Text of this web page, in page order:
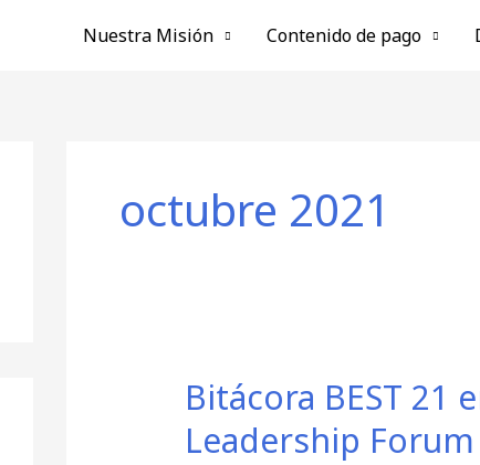
Nuestra Misión Contenido de pago
octubre 2021
Bitácora BEST 21
Leadership Forum
Bitácora
21